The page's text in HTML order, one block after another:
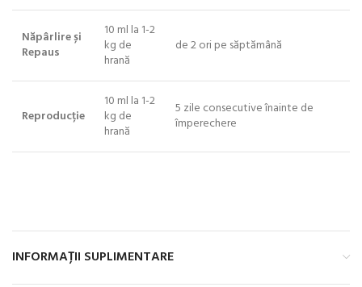
Năpârlire și
Repaus
10 ml la 1-2
kg de
hrană
de 2 ori pe săptămână
Reproducție
10 ml la 1-2
kg de
hrană
5 zile consecutive înainte de
împerechere
INFORMAȚII SUPLIMENTARE